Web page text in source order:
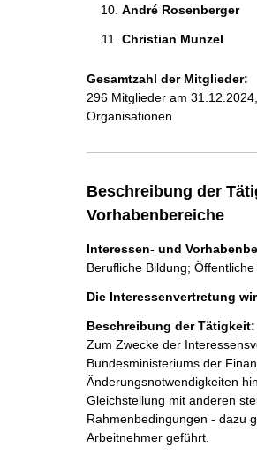
André Rosenberger
Christian Munzel
Gesamtzahl der Mitglieder:
296 Mitglieder am
Organisationen
Beschreibung der
Vorhabenbereiche
Interessen- und
Berufliche Bildung;
Die Interessenvertretung
Beschreibung der Tätigkeit:
Zum Zwecke der
Bundesministeriums der
Änderungsnotwendigkeiten
Gleichstellung mit anderen
Rahmenbedingungen - dazu
Arbeitnehmer geführt.